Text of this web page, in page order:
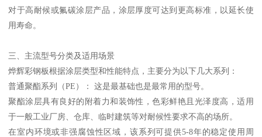
对于高耐候或氟碳涂层产品，涂层厚度可达到更高标准，以延长使
用寿命。
三、主流型号分类及适用场景
烨辉彩钢板根据涂层类型和性能特点，主要分为以下几大系列：
普通聚酯系列（PE）： 这是最基础也是最常用的型号。
聚酯涂层具有良好的附着力和装饰性，色彩鲜艳且光泽度高，适用
于一般工业厂房、仓库、临时建筑等对耐候性要求不高的场所。
在室内环境或非强腐蚀性区域，该系列可提供5-8年的稳定使用周